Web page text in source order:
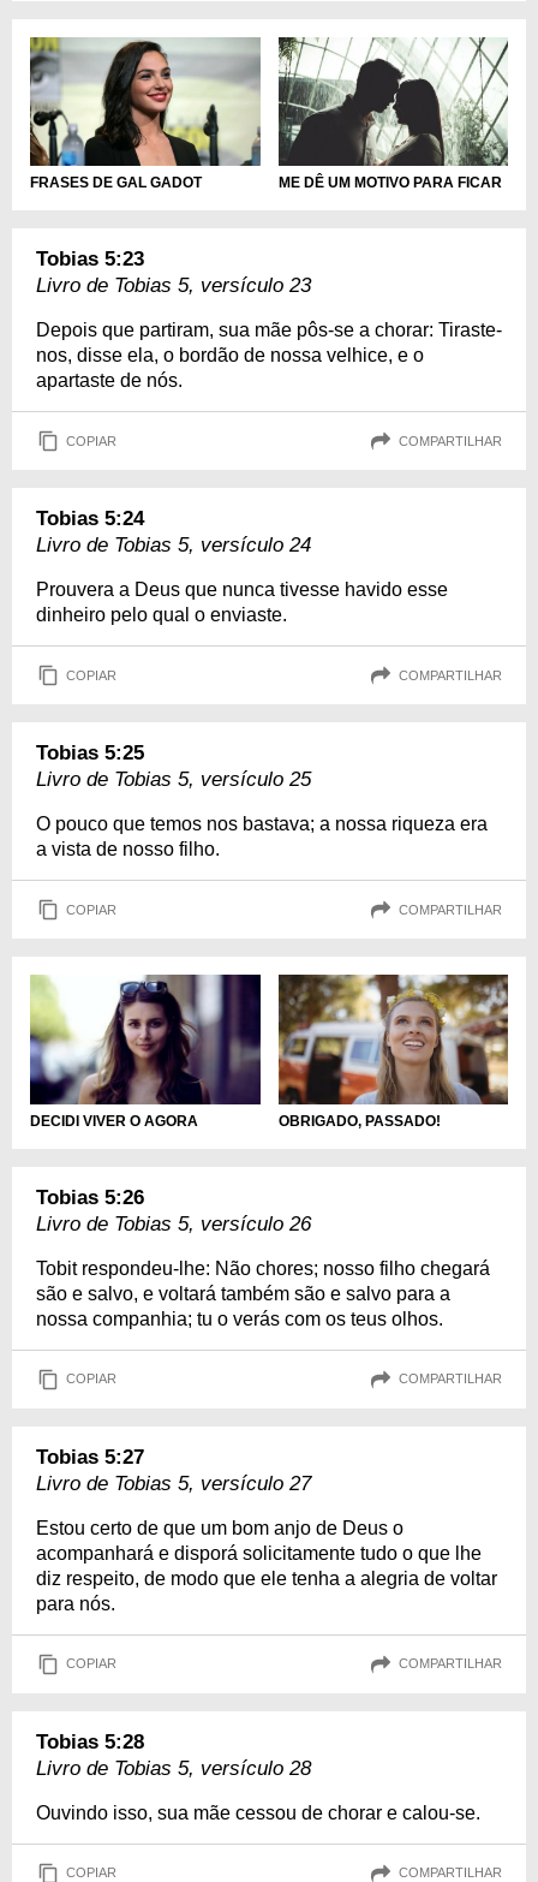
FRASES DE GAL GADOT ME DÊ UM MOTIVO PARA FICAR
Tobias 5:23
Livro de Tobias 5, versículo 23
Depois que partiram, sua mãe pôs-se a chorar: Tiraste-
nos, disse ela, o bordão de nossa velhice, e o
apartaste de nós.
COPIAR COMPARTILHAR
Tobias 5:24
Livro de Tobias 5, versículo 24
Prouvera a Deus que nunca tivesse havido esse
dinheiro pelo qual o enviaste.
COPIAR COMPARTILHAR
Tobias 5:25
Livro de Tobias 5, versículo 25
O pouco que temos nos bastava; a nossa riqueza era
a vista de nosso filho.
COPIAR COMPARTILHAR
DECIDI VIVER O AGORA OBRIGADO, PASSADO!
Tobias 5:26
Livro de Tobias 5, versículo 26
Tobit respondeu-lhe: Não chores; nosso filho chegará
são e salvo, e voltará também são e salvo para a
nossa companhia; tu o verás com os teus olhos.
COPIAR COMPARTILHAR
Tobias 5:27
Livro de Tobias 5, versículo 27
Estou certo de que um bom anjo de Deus o
acompanhará e disporá solicitamente tudo o que lhe
diz respeito, de modo que ele tenha a alegria de voltar
para nós.
COPIAR COMPARTILHAR
Tobias 5:28
Livro de Tobias 5, versículo 28
Ouvindo isso, sua mãe cessou de chorar e calou-se.
COPIAR COMPARTILHAR